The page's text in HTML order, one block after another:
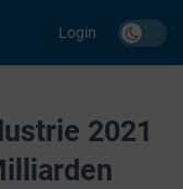
Login
2021